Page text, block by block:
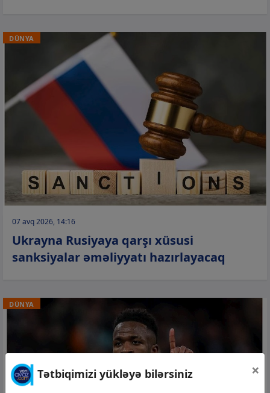
DÜNYA
07 avq 2026, 14:16
Ukrayna Rusiyaya qarşı xüsusi
sanksiyalar əməliyyatı hazırlayacaq
DÜNYA
Tətbiqimizi yükləyə bilərsiniz ×